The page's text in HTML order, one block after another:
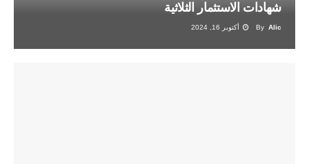
شهادات الاستثمار الثلاثية
By Alic أكتوبر 16, 2024